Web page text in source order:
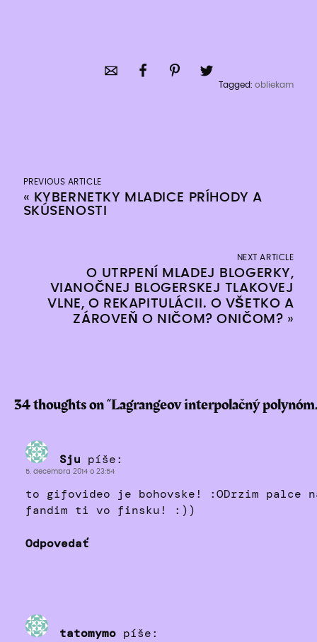
Tagged:obliekam
PREVIOUS ARTICLE
« KYBERNETKY MLADICE PRÍHODY A
SKÚSENOSTI
NEXT ARTICLE
O UTRPENÍ MLADEJ BLOGERKY,
VIANOČNEJ BLOGERSKEJ TLAKOVEJ
VLNE, O REKAPITULÁCII. O VŠETKO A
ZÁROVEŇ O NIČOM? ONIČOM? »
34 thoughts on “Lagrangeov interpolačný
Sju píše:
5. decembra 2014 o 23:54
to gifovideo je bohovske! :ODrzim palce
fandim ti vo finsku! :))
Odpovedať
tatomymo píše: